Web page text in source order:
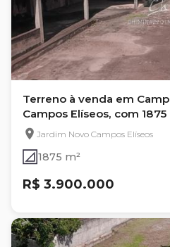
Terreno à venda em
Campos Elíseos, com 1875
Jardim Novo Campos Elíseos
1875 m²
R$ 3.900.000